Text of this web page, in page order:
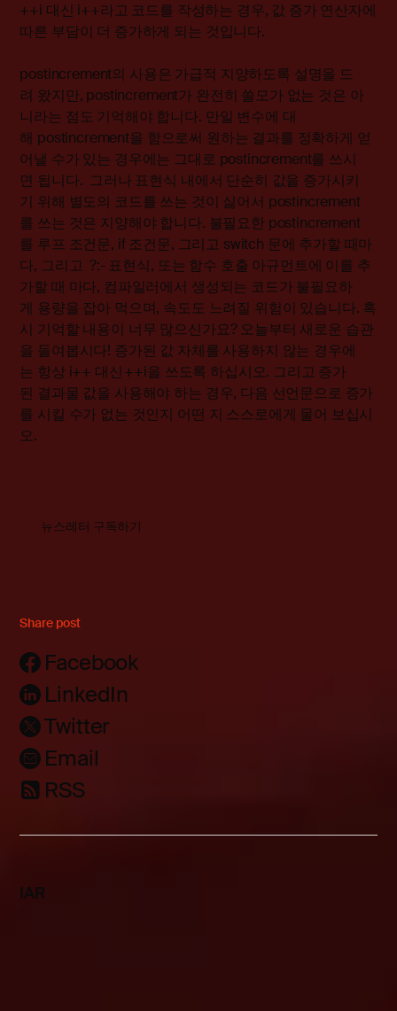
++i 대신 i++라고 코드를 작성하는 경우, 값 증가 연산자에
따른 부담이 더 증가하게 되는 것입니다.
postincrement의 사용은 가급적 지양하도록 설명을 드
려 왔지만, postincrement가 완전히 쓸모가 없는 것은 아
니라는 점도 기억해야 합니다. 만일 변수에 대
해 postincrement을 함으로써 원하는 결과를 정확하게 얻
어낼 수가 있는 경우에는 그대로 postincrement를 쓰시
면 됩니다. 그러나 표현식 내에서 단순히 값을 증가시키
기 위해 별도의 코드를 쓰는 것이 싫어서 postincrement
를 쓰는 것은 지양해야 합니다. 불필요한 postincrement
를 루프 조건문, if 조건문, 그리고 switch 문에 추가할 때마
다, 그리고 ?:- 표현식, 또는 함수 호출 아규먼트에 이를 추
가할 때 마다, 컴파일러에서 생성되는 코드가 불필요하
게 용량을 잡아 먹으며, 속도도 느려질 위험이 있습니다. 혹
시 기억할 내용이 너무 많으신가요? 오늘부터 새로운 습관
을 들여봅시다! 증가된 값 자체를 사용하지 않는 경우에
는 항상 i++ 대신 ++i을 쓰도록 하십시오. 그리고 증가
된 결과물 값을 사용해야 하는 경우, 다음 선언문으로 증가
를 시킬 수가 없는 것인지 어떤 지 스스로에게 물어 보십시
오.
뉴스레터 구독하기
Share post
Facebook
LinkedIn
Twitter
Email
RSS
IAR